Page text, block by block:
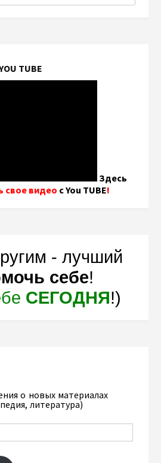
TUBE
Здесь
свое видео с You TUBE!
- лучший
себе!
СЕГОДНЯ!)
о новых материалах
литература)